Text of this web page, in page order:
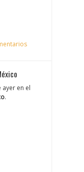
ayer en el
.